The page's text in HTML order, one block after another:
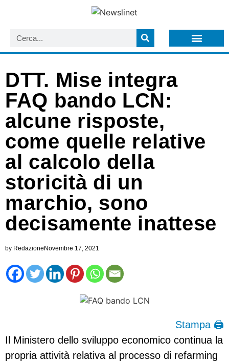
DTT. Mise integra
FAQ bando LCN:
alcune risposte,
come quelle relative
al calcolo della
storicità di un
marchio, sono
decisamente inattese
by RedazioneNovembre 17, 2021
Stampa 🖨
Il Ministero dello sviluppo economico continua la
propria attività relativa al processo di refarming